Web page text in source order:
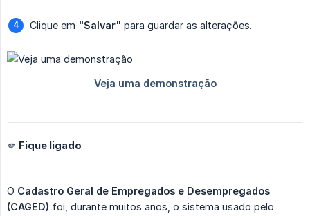
Clique em "Salvar" para guardar as alterações.
🫵 Fique ligado
O Cadastro Geral de Empregados e Desempregados
(CAGED) foi, durante muitos anos, o sistema usado pelo